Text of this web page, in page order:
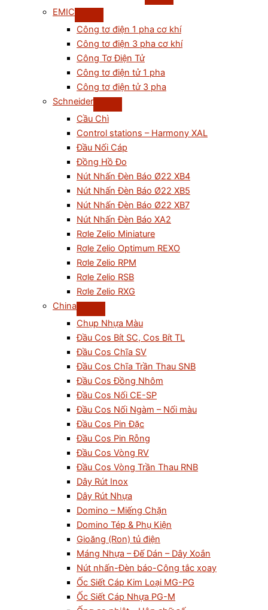
EMIC
Công tơ điện 1 pha cơ khí
Công tơ điện 3 pha cơ khí
Công Tơ Điện Tử
Công tơ điện tử 1 pha
Công tơ điện tử 3 pha
Schneider
Cầu Chì
Control stations – Harmony XAL
Đầu Nối Cáp
Đồng Hồ Đo
Nút Nhấn Đèn Báo Ø22 XB4
Nút Nhấn Đèn Báo Ø22 XB5
Nút Nhấn Đèn Báo Ø22 XB7
Nút Nhấn Đèn Báo XA2
Rơle Zelio Miniature
Rơle Zelio Optimum REXO
Rơle Zelio RPM
Rơle Zelio RSB
Rơle Zelio RXG
China
Chụp Nhựa Màu
Đầu Cos Bít SC, Cos Bít TL
Đầu Cos Chĩa SV
Đầu Cos Chĩa Trần Thau SNB
Đầu Cos Đồng Nhôm
Đầu Cos Nối CE-SP
Đầu Cos Nối Ngàm – Nối màu
Đầu Cos Pin Đặc
Đầu Cos Pin Rỗng
Đầu Cos Vòng RV
Đầu Cos Vòng Trần Thau RNB
Dây Rút Inox
Dây Rút Nhựa
Domino – Miếng Chặn
Domino Tép & Phụ Kiện
Gioăng (Ron) tủ điện
Máng Nhựa – Đế Dán – Dây Xoắn
Nút nhấn-Đèn báo-Công tắc xoay
Ốc Siết Cáp Kim Loại MG-PG
Ốc Siết Cáp Nhựa PG-M